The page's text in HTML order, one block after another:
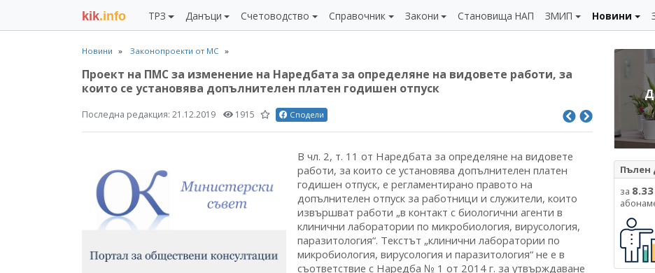
kik.info ТРЗ Данъци Счетоводство Справочник Закони Становища НАП ЗМИП Новини
Новини Законопроекти от МС
Проект на ПМС за изменение на Наредбата за определяне на видовете работи, за
които се установява допълнителен платен годишен отпуск
Последна редакция: 21.12.2019 1915 Сподели
В чл. 2, т. 11 от Наредбата за определяне на видовете
работи, за които се установява допълнителен платен
годишен отпуск, е регламентирано правото на
допълнителен отпуск за работници и служители, които
извършват работи „в контакт с биологични агенти в
клинични лаборатории по микробиология, вирусология,
паразитология“. Текстът „клинични лаборатории по
микробиология, вирусология и паразитология“ не е в
съответствие с Наредба № 1 от 2014 г. за утвърждаване
Пълен
за